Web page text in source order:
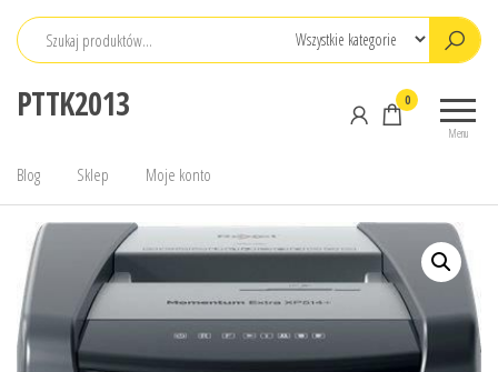
Przejdź
PTTK2013
Menu
0
Blog Sklep Moje konto